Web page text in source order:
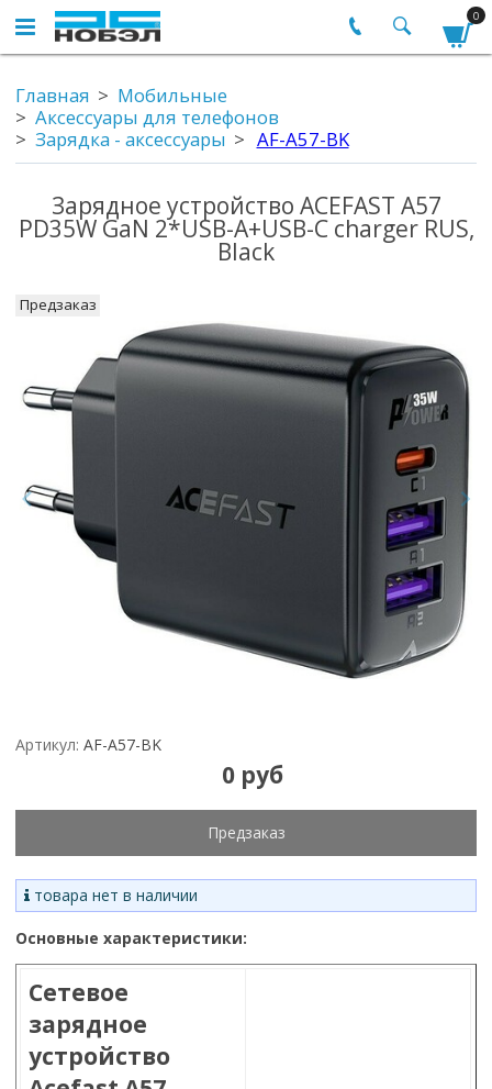
0
Главная
Мобильные
Аксессуары для телефонов
Зарядка - аксессуары
AF-A57-BK
Зарядное устройство ACEFAST A57
PD35W GaN 2*USB-A+USB-C charger RUS,
Black
Предзаказ
Артикул: AF-A57-BK
0 руб
Предзаказ
товара нет в наличии
Основные характеристики:
Сетевое
зарядное
устройство